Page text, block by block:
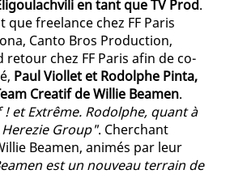
en tant que TV Prod.
freelance chez FF Paris
Canto Bros Production,
chez FF Paris afin de co-
Paul Viollet et Rodolphe Pinta,
Creatif de Willie Beamen.
et Extrême. Rodolphe, quant à
Group". Cherchant
Beamen, animés par leur
est un nouveau terrain de